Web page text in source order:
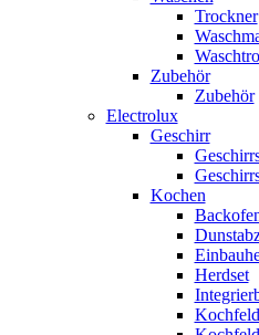
Trockner
Zubehör
Zubehör
Electrolux
Geschirr
Kochen
Herdset
Kochfeld